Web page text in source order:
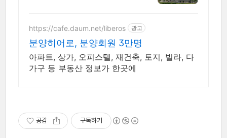
어난 시공능력
https://cafe.daum.net/liberos 광고
분양히어로, 분양회원 3만명
아파트, 상가, 오피스텔, 재건축, 토지, 빌라, 다
가구 등 부동산 정보가 한곳에
공감 구독하기